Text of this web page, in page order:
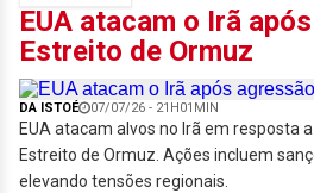
EUA atacam o Irã
Estreito de Ormuz
DA ISTOÉ 07/07/26 - 21H01MIN
EUA atacam alvos no Irã em resposta
Estreito de Ormuz. Ações incluem
elevando tensões regionais.